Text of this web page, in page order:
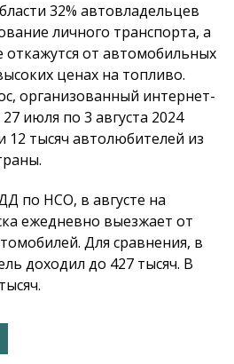
32% автовладельцев
личного транспорта, а
откажутся от автомобильных
ценах на топливо.
организованный интернет-
июля по 3 августа 2024
12 тысяч автолюбителей из
по НСО, в августе на
ежедневно выезжает от
Для сравнения, в
доходил до 427 тысяч. В